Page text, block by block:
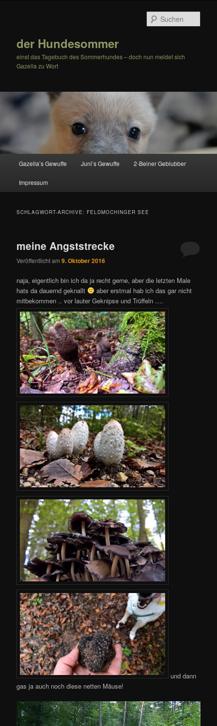
der Hundesommer
einst das Tagebuch des Sommerhundes – doch nun meldet sich
Gazella zu Wort
Gazella’s Gewuffe Juni’s Gewuffe 2-Beiner Geblubber
Impressum
SCHLAGWORT-ARCHIVE: FELDMOCHINGER SEE
meine Angststrecke
Veröffentlicht am9. Oktober 2016
naja, eigentlich bin ich da ja recht gerne, aber die letzten Male
hats da dauernd geknallt
aber erstmal hab ich das gar nicht
mitbekommen .. vor lauter Geknipse und Trüffeln ….
und dann
gas ja auch noch diese netten Mäuse!
Video-
Player